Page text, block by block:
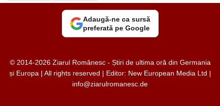
Adaugă-ne ca sursă
preferată pe Google
© 2014-2026 Ziarul Românesc - Știri de ultima oră din Germania
și Europa | All rights reserved | Editor: New European Media Ltd |
info@ziarulromanesc.de